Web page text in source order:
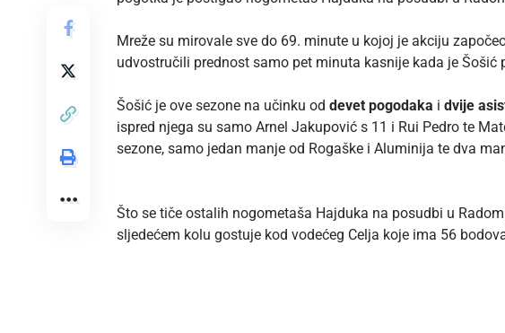
Mreže su mirovale sve do 69. minute u kojoj je akciju
udvostručili prednost samo pet minuta kasnije kada je Šošić
Šošić je ove sezone na učinku od devet pogodaka i dvije
ispred njega su samo Arnel Jakupović s 11 i Rui Pedro te
sezone, samo jedan manje od Rogaške i Aluminija te dva
Što se tiče ostalih nogometaša Hajduka na posudbi u
sljedećem kolu gostuje kod vodećeg Celja koje ima 56